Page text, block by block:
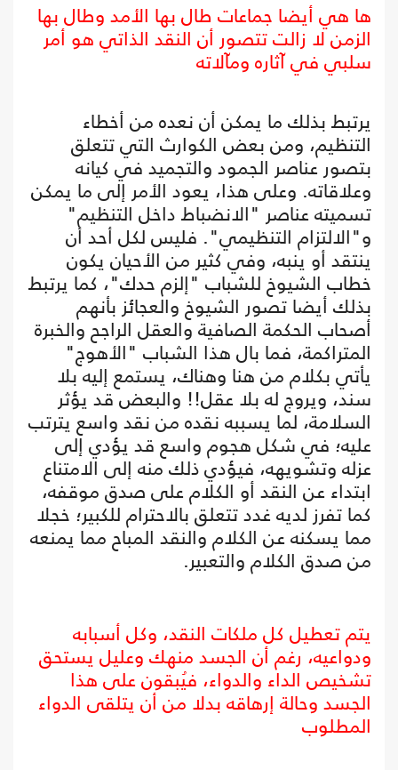
ها هي أيضا جماعات طال بها الأمد وطال بها
الزمن لا زالت تتصور أن النقد الذاتي هو أمر
سلبي في آثاره ومآلاته
يرتبط بذلك ما يمكن أن نعده من أخطاء
التنظيم، ومن بعض الكوارث التي تتعلق
بتصور عناصر الجمود والتجميد في كيانه
وعلاقاته. وعلى هذا، يعود الأمر إلى ما يمكن
تسميته عناصر "الانضباط داخل التنظيم"
و"الالتزام التنظيمي". فليس لكل أحد أن
ينتقد أو ينبه، وفي كثير من الأحيان يكون
خطاب الشيوخ للشباب "إلزم حدك"، كما يرتبط
بذلك أيضا تصور الشيوخ والعجائز بأنهم
أصحاب الحكمة الصافية والعقل الراجح والخبرة
المتراكمة، فما بال هذا الشباب "الأهوج"
يأتي بكلام من هنا وهناك، يستمع إليه بلا
سند، ويروج له بلا عقل!! والبعض قد يؤثر
السلامة، لما يسببه نقده من نقد واسع يترتب
عليه؛ في شكل هجوم واسع قد يؤدي إلى
عزله وتشويهه، فيؤدي ذلك منه إلى الامتناع
ابتداء عن النقد أو الكلام على صدق موقفه،
كما تفرز لديه غدد تتعلق بالاحترام للكبير؛ خجلا
مما يسكنه عن الكلام والنقد المباح مما يمنعه
من صدق الكلام والتعبير.
يتم تعطيل كل ملكات النقد، وكل أسبابه
ودواعيه، رغم أن الجسد منهك وعليل يستحق
تشخيص الداء والدواء، فيُبقون على هذا
الجسد وحالة إرهاقه بدلا من أن يتلقى الدواء
المطلوب